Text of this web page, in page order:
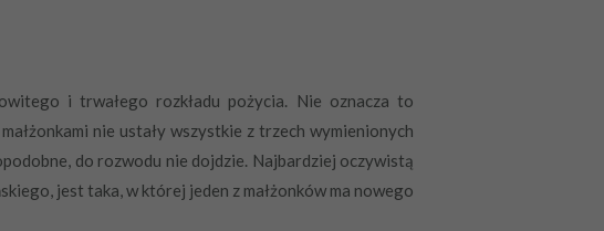
i trwałego rozkładu pożycia. Nie oznacza to
nie ustały wszystkie z trzech wymienionych
do rozwodu nie dojdzie. Najbardziej oczywistą
jest taka, w której jeden z małżonków ma nowego